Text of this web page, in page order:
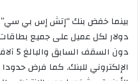
دولار لكل عميل على جميع بطاقات
دون
الإلكتروني للبنك. كما فرض